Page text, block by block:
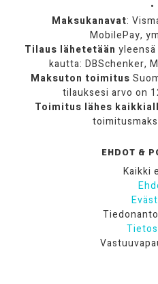
•
Maksukanavat:
MobilePay,
Tilaus lähetetään
kautta: DBSchenker,
Maksuton toimitus
tilauksesi arvo on
Toimitus lähes
EHDOT &
Kaikki